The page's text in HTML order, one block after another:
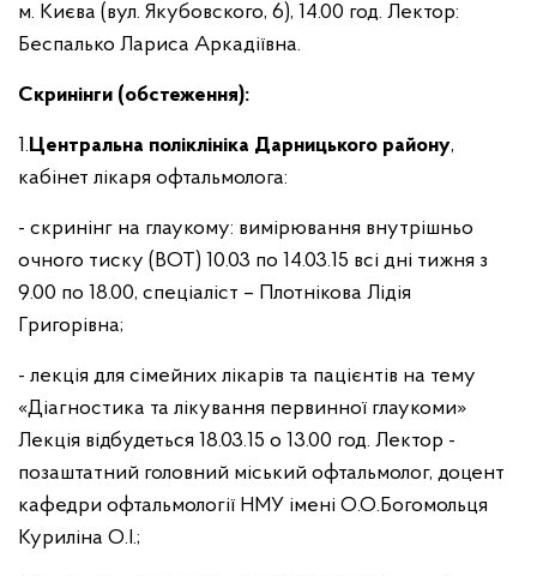
м. Києва (вул. Якубовского, 6), 14.00 год. Лектор:
Беспалько Лариса Аркадіївна.
Скринінги (обстеження):
1.Центральна поліклініка Дарницького району,
кабінет лікаря офтальмолога:
- скринінг на глаукому: вимірювання внутрішньо
очного тиску (ВОТ) 10.03 по 14.03.15 всі дні тижня з
9.00 по 18.00, спеціаліст – Плотнікова Лідія
Григорівна;
- лекція для сімейних лікарів та пацієнтів на тему
«Діагностика та лікування первинної глаукоми»
Лекція відбудеться 18.03.15 о 13.00 год. Лектор -
позаштатний головний міський офтальмолог, доцент
кафедри офтальмології НМУ імені О.О.Богомольця
Куриліна О.І.;